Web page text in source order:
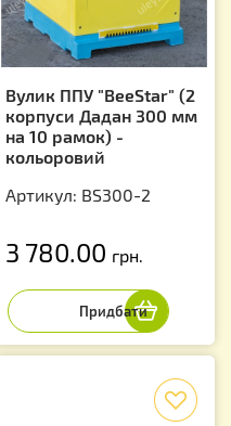
Вулик ППУ "BeeStar" (2
корпуси Дадан 300 мм
на 10 рамок) -
кольоровий
Артикул: BS300-2
3 780.00 грн.